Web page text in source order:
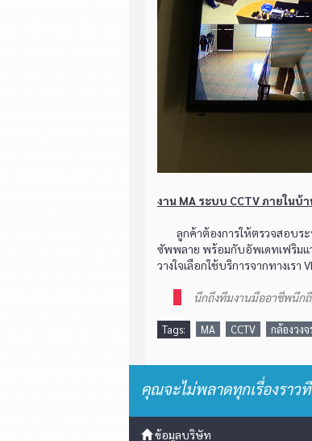
งาน MA ระบบ CCTV ภายในบ้า
ลูกค้าต้องการให้ตรวจสอบระ
ซัพพลาย พร้อมกับอัพเดทเฟริมแ
วางใจเลือกใช้บริการจากทางเรา
นึกถึงทีมงานมืออาชีพนึกถึ
Tags: MA CCTV กล้องวง
คุณจะไม่พลาดทุกเรื่องราว
ข้อมูลบริษัท